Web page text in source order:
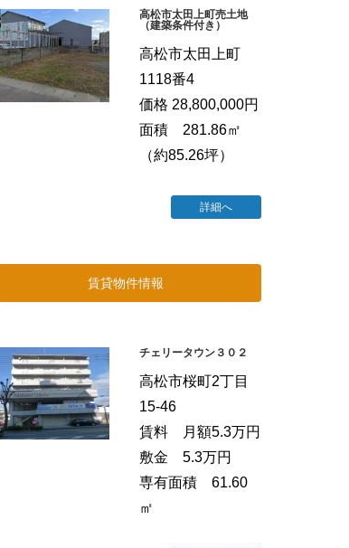
高松市太田上町売土地
（建築条件付き）
高松市太田上町
1118番4
価格 28,800,000円
面積 281.86㎡
（約85.26坪）
詳細へ
賃貸物件情報
チェリータウン３０２
高松市桜町2丁目
15-46
賃料 月額5.3万円
敷金 5.3万円
専有面積 61.60
㎡